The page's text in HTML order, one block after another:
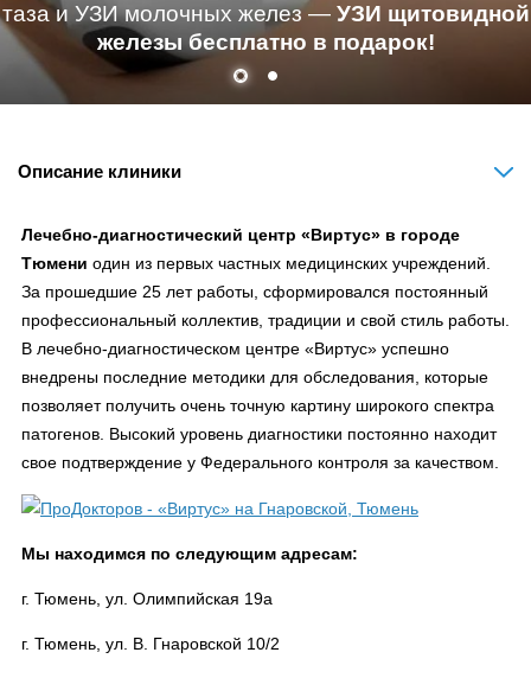
таза и УЗИ молочных желез — УЗИ щитовидной
железы бесплатно в подарок!
Описание клиники
Лечебно-диагностический центр «Виртус» в городе
Тюмени один из первых частных медицинских учреждений.
За прошедшие 25 лет работы, сформировался постоянный
профессиональный коллектив, традиции и свой стиль работы.
В лечебно-диагностическом центре «Виртус» успешно
внедрены последние методики для обследования, которые
позволяет получить очень точную картину широкого спектра
патогенов. Высокий уровень диагностики постоянно находит
свое подтверждение у Федерального контроля за качеством.
Мы находимся по следующим адресам:
г. Тюмень, ул. Олимпийская 19а
г. Тюмень, ул. В. Гнаровской 10/2